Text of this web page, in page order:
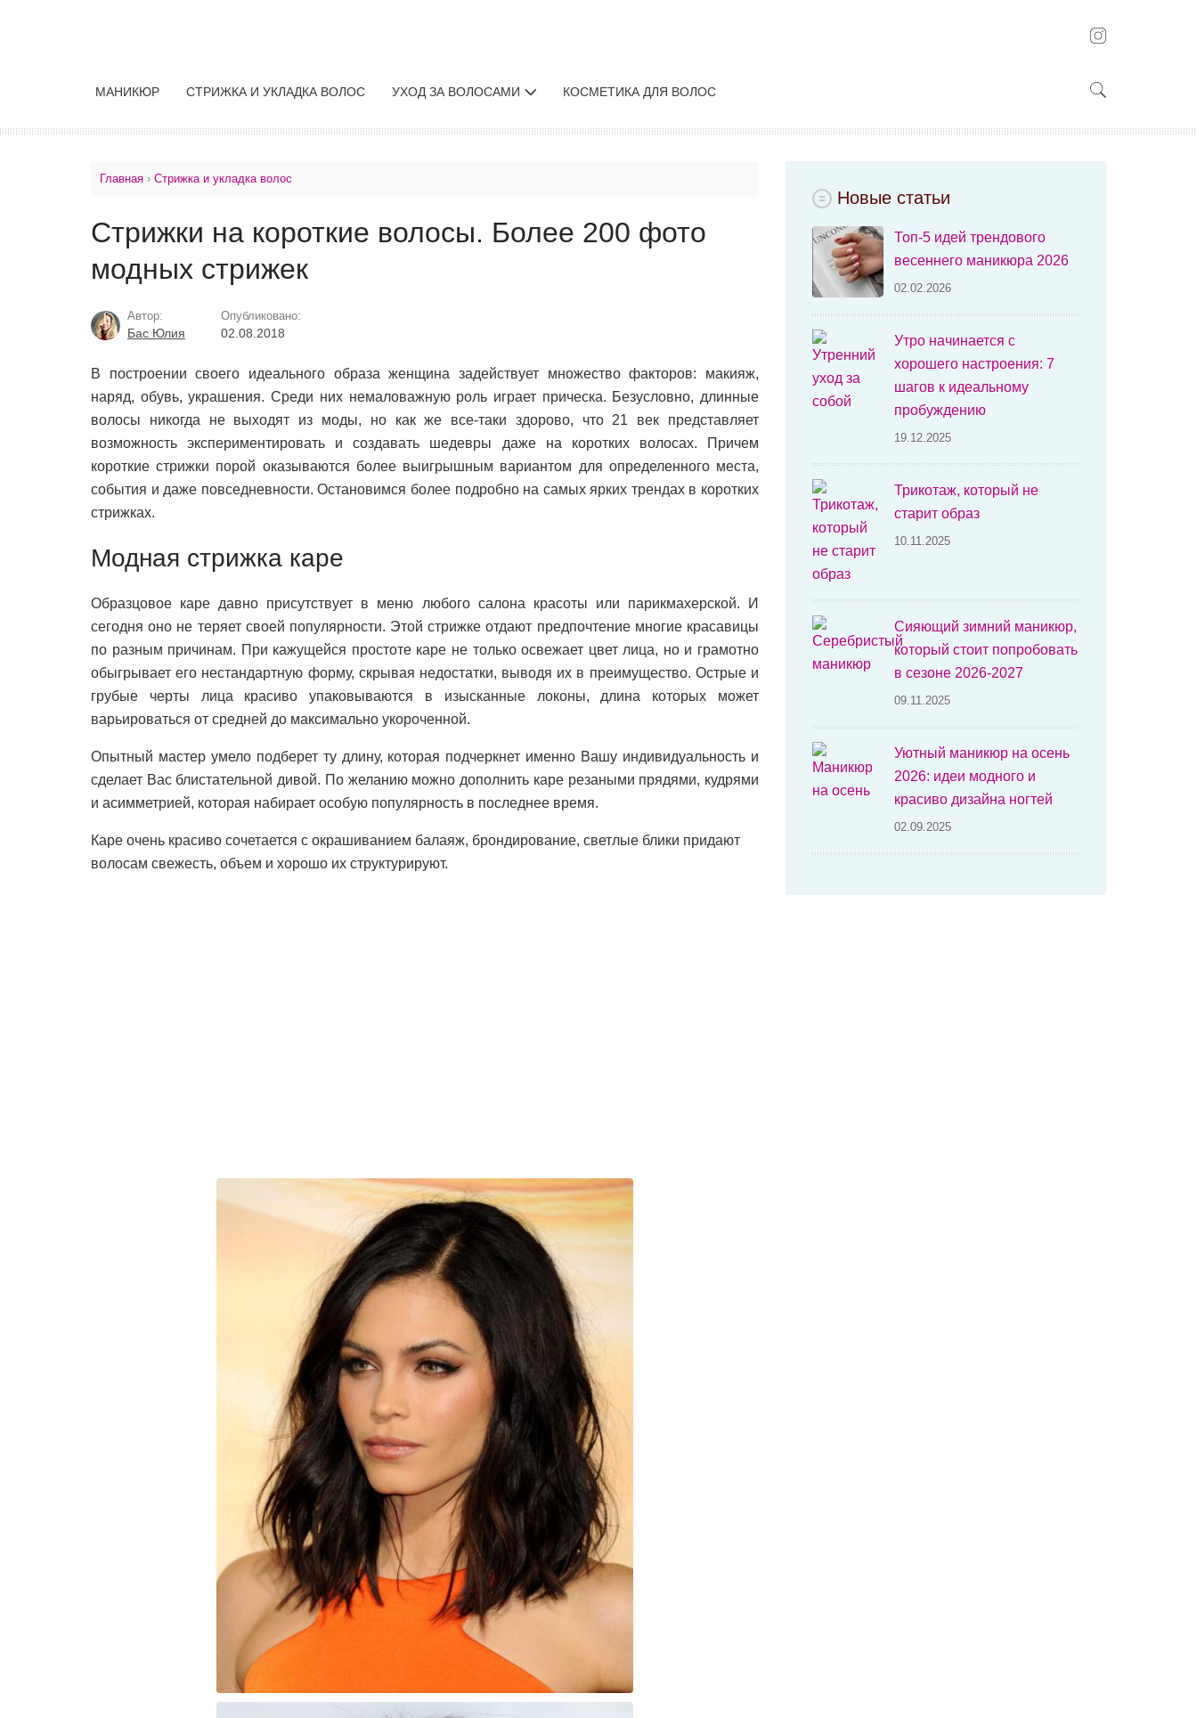
МАНИКЮР СТРИЖКА И УКЛАДКА ВОЛОС УХОД ЗА ВОЛОСАМИ КОСМЕТИКА ДЛЯ ВОЛОС
Главная › Стрижка и укладка волос
Стрижки на короткие волосы. Более 200 фото
модных стрижек
Автор:
Бас Юлия
Опубликовано:
02.08.2018
В построении своего идеального образа женщина задействует множество факторов: макияж,
наряд, обувь, украшения. Среди них немаловажную роль играет прическа. Безусловно, длинные
волосы никогда не выходят из моды, но как же все-таки здорово, что 21 век представляет
возможность экспериментировать и создавать шедевры даже на коротких волосах. Причем
короткие стрижки порой оказываются более выигрышным вариантом для определенного места,
события и даже повседневности. Остановимся более подробно на самых ярких трендах в коротких
стрижках.
Модная стрижка каре
Образцовое каре давно присутствует в меню любого салона красоты или парикмахерской. И
сегодня оно не теряет своей популярности. Этой стрижке отдают предпочтение многие красавицы
по разным причинам. При кажущейся простоте каре не только освежает цвет лица, но и грамотно
обыгрывает его нестандартную форму, скрывая недостатки, выводя их в преимущество. Острые и
грубые черты лица красиво упаковываются в изысканные локоны, длина которых может
варьироваться от средней до максимально укороченной.
Опытный мастер умело подберет ту длину, которая подчеркнет именно Вашу индивидуальность и
сделает Вас блистательной дивой. По желанию можно дополнить каре резаными прядями, кудрями
и асимметрией, которая набирает особую популярность в последнее время.
Каре очень красиво сочетается с окрашиванием балаяж, брондирование, светлые блики придают
волосам свежесть, объем и хорошо их структурируют.
Новые статьи
Топ-5 идей трендового
весеннего маникюра 2026
02.02.2026
Утро начинается с
хорошего настроения: 7
шагов к идеальному
пробуждению
19.12.2025
Трикотаж, который не
старит образ
10.11.2025
Сияющий зимний маникюр,
который стоит попробовать
в сезоне 2026-2027
09.11.2025
Уютный маникюр на осень
2026: идеи модного и
красиво дизайна ногтей
02.09.2025